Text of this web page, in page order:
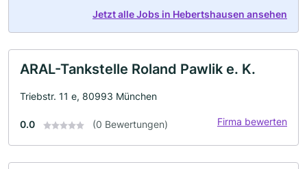
Jetzt alle Jobs in Hebertshausen ansehen
ARAL-Tankstelle Roland Pawlik e. K.
Triebstr. 11 e, 80993 München
0.0 (0 Bewertungen) Firma bewerten